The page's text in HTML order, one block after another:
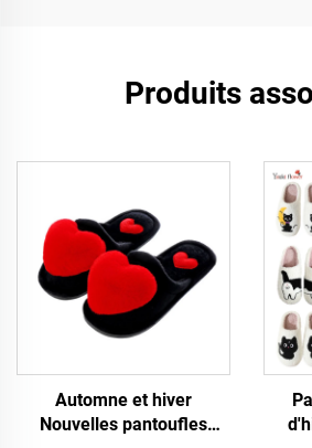
Produits
Automne et hiver
Nouvelles pantoufles